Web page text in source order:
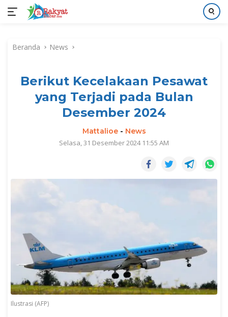
kontenBeranda News
Berikut Kecelakaan Pesawat
yang Terjadi pada Bulan
Desember 2024
Mattalioe- News
Selasa, 31 Desember 2024 11:55 AM
Ilustrasi (AFP)